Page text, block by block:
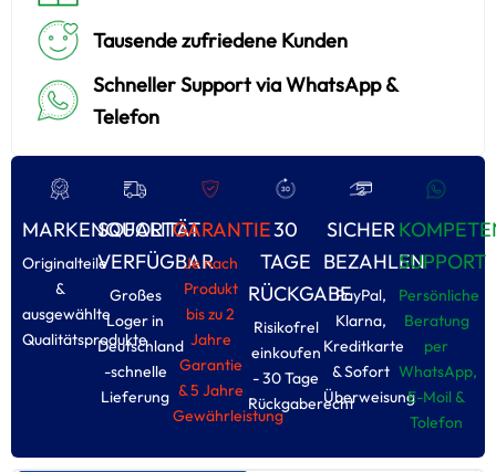
Tausende zufriedene Kunden
Schneller Support via WhatsApp &
Telefon
MARKENQUALITÄT
Originalteile
&
ausgewählte
Qualitätsprodukte
SOFORT
VERFÜGBAR
Großes
Loger in
Deutschland
-schnelle
Lieferung
GARANTIE
Je nach
Produkt
bis zu 2
Jahre
Garantie
& 5 Jahre
Gewährleistung
30
TAGE
RÜCKGABE
Risikofrel
einkoufen
- 30 Tage
Rückgaberecht
SICHER
BEZAHLEN
PayPal,
Klarna,
Kreditkarte
& Sofort
Überweisung
SUPPORT
Persönliche
Beratung
per
WhatsApp,
E-Moil &
Tolefon